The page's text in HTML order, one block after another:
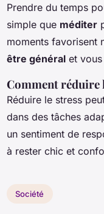
Prendre du temps
simple que méditer
moments favorisent
être général et
Comment réduire
Réduire le stress
dans des tâches
un sentiment de
à rester chic et
Société